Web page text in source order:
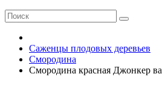
Саженцы плодовых деревьев
Смородина
Смородина красная Джонкер